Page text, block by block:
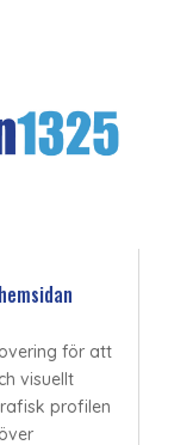
för att
visuellt
profilen